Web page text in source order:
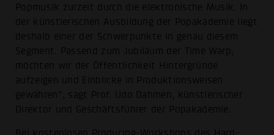
Popmusik zurzeit durch die elektronische Musik. In
der künstlerischen Ausbildung der Popakademie liegt
deshalb einer der Schwerpunkte in genau diesem
Segment. Passend zum Jubiläum der Time Warp,
möchten wir der Öffentlichkeit Hintergründe
aufzeigen und Einblicke in Produktionsweisen
gewähren“, sagt Prof. Udo Dahmen, künstlerischer
Direktor und Geschäftsführer der Popakademie.